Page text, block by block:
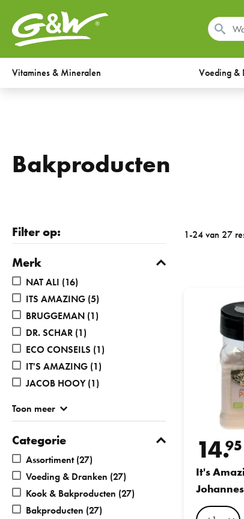
Vitamines & Mineralen Voeding &
Bakproducten
Filter op:
Merk
NAT ALI (16)
ITS AMAZING (5)
BRUGGEMAN (1)
DR. SCHAR (1)
ECO CONSEILS (1)
IT'S AMAZING (1)
JACOB HOOY(1)
Toon meer
Categorie
Assortiment(27)
Voeding & Dranken (27)
Kook & Bakproducten (27)
Bakproducten (27)
1-24 van 27
14.
95
It's
105GR